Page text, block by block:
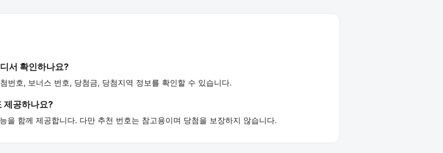
서 확인하나요?
번호, 보너스 번호, 당첨금, 당첨지역 정보를 확인할 수 있습니다.
제공하나요?
을 함께 제공합니다. 다만 추천 번호는 참고용이며 당첨을 보장하지 않습니다.